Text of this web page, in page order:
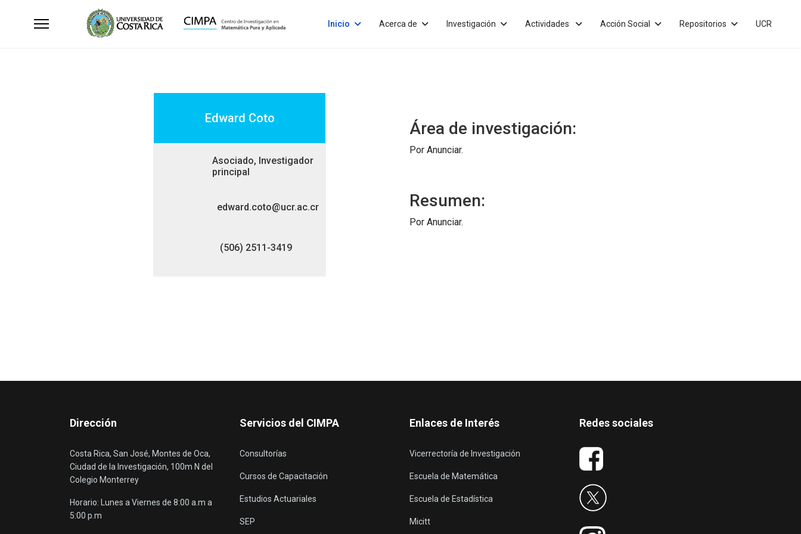
Inicio Acerca de Investigación Actividades Acción Social Repositorios UCR
Edward Coto
Asociado, Investigador
principal
edward.coto@ucr.ac.cr
(506) 2511-3419
Área de investigación:
Por Anunciar.
Resumen:
Por Anunciar.
Dirección
Costa Rica, San José, Montes de Oca,
Ciudad de la Investigación, 100m N del
Colegio Monterrey
Horario: Lunes a Viernes de 8:00 a.m a
5:00 p.m
Servicios del CIMPA
Consultorías
Cursos de Capacitación
Estudios Actuariales
SEP
Enlaces de Interés
Vicerrectoría de Investigación
Escuela de Matemática
Escuela de Estadística
Micitt
Redes sociales